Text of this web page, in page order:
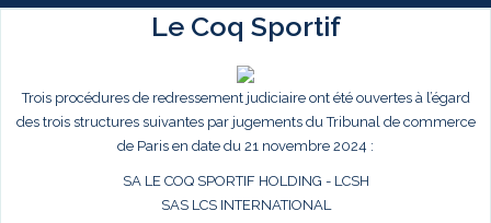
Le Coq Sportif
Trois procédures de redressement judiciaire ont été ouvertes à l’égard
des trois structures suivantes par jugements du Tribunal de commerce
de Paris en date du 21 novembre 2024 :
SA LE COQ SPORTIF HOLDING - LCSH
SAS LCS INTERNATIONAL